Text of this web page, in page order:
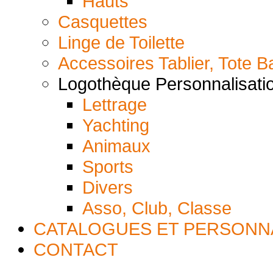
Casquettes
Linge de Toilette
Accessoires Tablier, Tote
Logothèque
Lettrage
Yachting
Animaux
Sports
Divers
Asso, Club, Classe
CATALOGUES ET
CONTACT